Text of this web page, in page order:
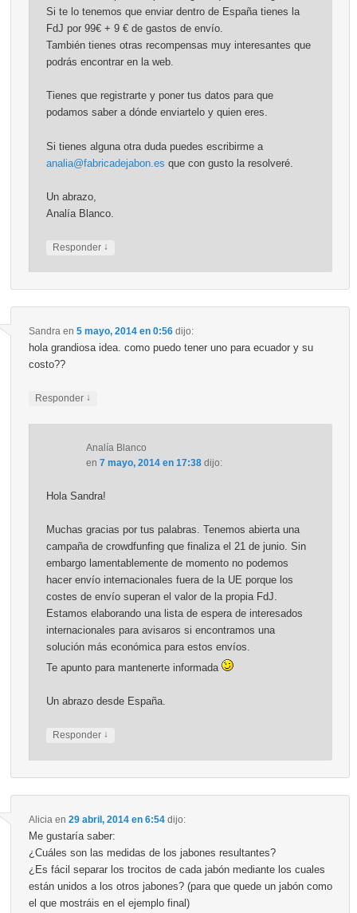
Si te lo tenemos que enviar dentro de España tienes la
FdJ por 99€ + 9 € de gastos de envío.
También tienes otras recompensas muy interesantes que
podrás encontrar en la web.
Tienes que registrarte y poner tus datos para que
podamos saber a dónde enviartelo y quien eres.
Si tienes alguna otra duda puedes escribirme a
analia@fabricadejabon.es que con gusto la resolveré.
Un abrazo,
Analía Blanco.
Responder ↓
Sandraen 5 mayo, 2014 en 0:56 dijo:
hola grandiosa idea. como puedo tener uno para ecuador y su
costo??
Responder ↓
Analía Blanco
en 7 mayo, 2014 en 17:38 dijo:
Hola Sandra!
Muchas gracias por tus palabras. Tenemos abierta una
campaña de crowdfunfing que finaliza el 21 de junio. Sin
embargo lamentablemente de momento no podemos
hacer envío internacionales fuera de la UE porque los
costes de envío superan el valor de la propia FdJ.
Estamos elaborando una lista de espera de interesados
internacionales para avisaros si encontramos una
solución más económica para estos envíos.
Te apunto para mantenerte informada
Un abrazo desde España.
Responder ↓
Aliciaen 29 abril, 2014 en 6:54 dijo:
Me gustaría saber:
¿Cuáles son las medidas de los jabones resultantes?
¿Es fácil separar los trocitos de cada jabón mediante los cuales
están unidos a los otros jabones? (para que quede un jabón como
el que mostráis en el ejemplo final)